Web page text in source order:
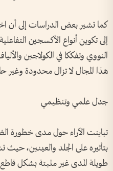
كما تشير بعض الدراسات إلى أن
إلى تكوين أنواع الأكسجين
النووي وتفككا في الكولاجين
هذا المجال لا تزال محدودة وغير
جدل علمي وتنظيمي
تباينت الآراء حول مدى خطورة
بتأثيره على الجلد والعينين، حيث
طويلة المدى غير مثبتة بشكل